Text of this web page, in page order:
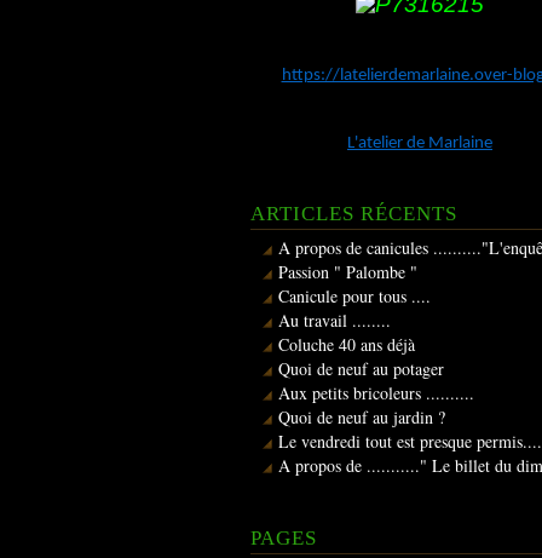
https://latelierdemarlaine.over-
L'atelier de Marlaine
ARTICLES RÉCENTS
A propos de canicules
Passion " Palombe "
Canicule pour tous ....
Au travail ........
Coluche 40 ans déjà
Quoi de neuf au potager
Aux petits bricoleurs ..........
Quoi de neuf au jardin ?
Le vendredi tout est presque
A propos de ..........." Le billet du
PAGES